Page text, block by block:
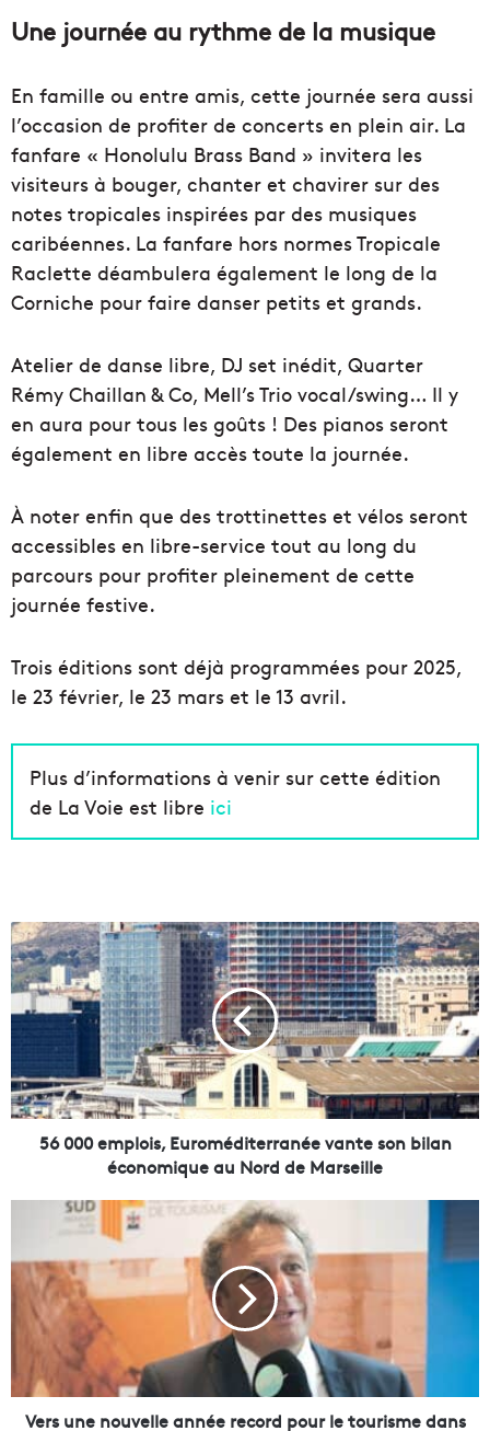
Une journée au rythme de la musique
En famille ou entre amis, cette journée sera aussi
l’occasion de profiter de concerts en plein air. La
fanfare « Honolulu Brass Band » invitera les
visiteurs à bouger, chanter et chavirer sur des
notes tropicales inspirées par des musiques
caribéennes. La fanfare hors normes Tropicale
Raclette déambulera également le long de la
Corniche pour faire danser petits et grands.
Atelier de danse libre, DJ set inédit, Quarter
Rémy Chaillan & Co, Mell’s Trio vocal/swing… Il y
en aura pour tous les goûts ! Des pianos seront
également en libre accès toute la journée.
À noter enfin que des trottinettes et vélos seront
accessibles en libre-service tout au long du
parcours pour profiter pleinement de cette
journée festive.
Trois éditions sont déjà programmées pour 2025,
le 23 février, le 23 mars et le 13 avril.
Plus d’informations à venir sur cette édition
de La Voie est libre ici
5
6
0
0
m
p
l
,
u
r
i
56 000 emplois, Euroméditerranée vante son bilan
économique au Nord de Marseille
r
s
n
o
Vers une nouvelle année record pour le tourisme dans